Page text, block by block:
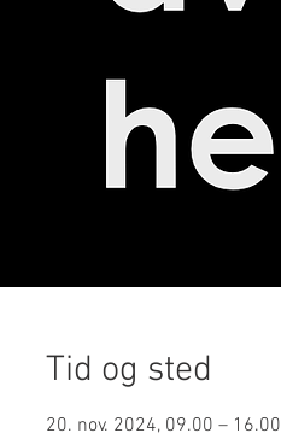
Tid og sted
20. nov. 2024, 09.00 – 16.00